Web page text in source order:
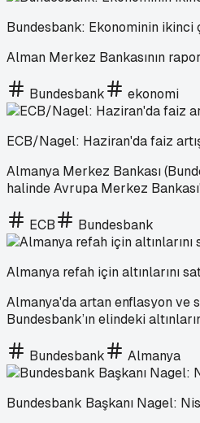
Bundesbank: Ekonominin
Alman Merkez Bankasının
Bundesbank ekonomi
ECB/Nagel: Haziran'da faiz
Almanya Merkez Bankası
halinde Avrupa Merkez
ECB Bundesbank
Almanya refah için altınlarını
Almanya'da artan enflasyon ve
Bundesbank’ın elindeki
Bundesbank Almanya
Bundesbank Başkanı Nagel: